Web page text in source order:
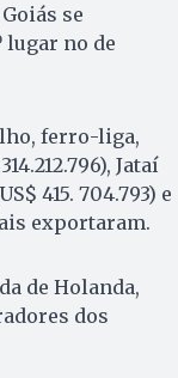
se
lugar no de
ferro-liga,
Jataí
415. 704.793) e
exportaram.
de Holanda,
dos